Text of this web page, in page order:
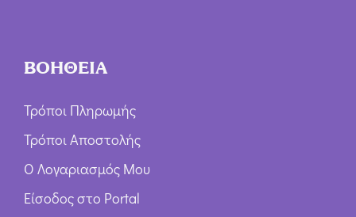
ΒΟΗΘΕΙΑ
Τρόποι Πληρωμής
Τρόποι Αποστολής
Ο Λογαριασμός Μου
Είσοδος στο Portal